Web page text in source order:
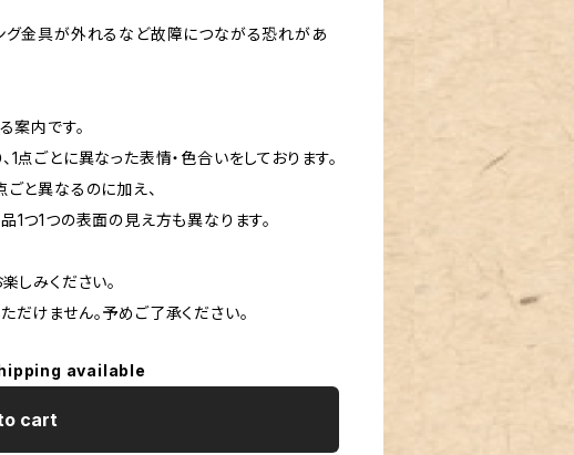
グ金具が外れるなど故障につながる恐れがあ
案内です。
ごとに異なった表情・色合いをしております。
と異なるのに加え、
つ1つの表面の見え方も異なります。
しみください。
けません。予めご了承ください。
available
cart